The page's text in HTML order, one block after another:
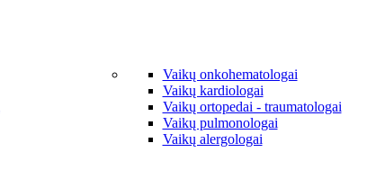
Vaikų onkohematologai
Vaikų kardiologai
Vaikų ortopedai - traumatologai
Vaikų pulmonologai
Vaikų alergologai